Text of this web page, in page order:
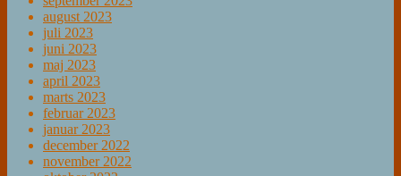
august 2023
juli 2023
juni 2023
maj 2023
april 2023
marts 2023
februar 2023
januar 2023
december 2022
november 2022